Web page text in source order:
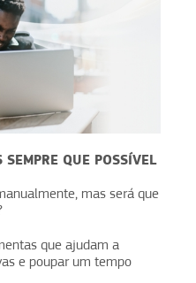
SEMPRE QUE POSSÍVEL
mas será que
que ajudam a
e poupar um tempo